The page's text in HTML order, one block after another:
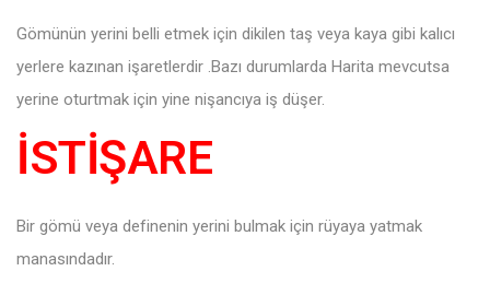
Gömünün yerini belli etmek için dikilen taş veya kaya gibi kalıcı
yerlere kazınan işaretlerdir .Bazı durumlarda Harita mevcutsa
yerine oturtmak için yine nişancıya iş düşer.
İSTİŞARE
Bir gömü veya definenin yerini bulmak için rüyaya yatmak
manasındadır.